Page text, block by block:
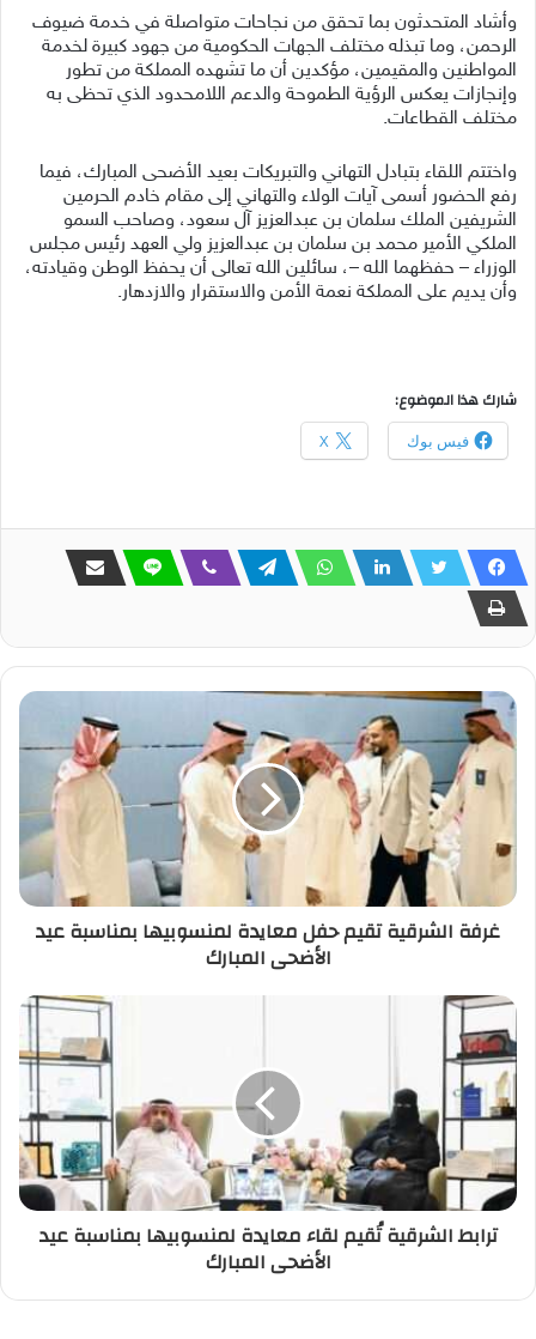
وأشاد المتحدثون بما تحقق من نجاحات متواصلة في خدمة ضيوف
الرحمن، وما تبذله مختلف الجهات الحكومية من جهود كبيرة لخدمة
المواطنين والمقيمين، مؤكدين أن ما تشهده المملكة من تطور
وإنجازات يعكس الرؤية الطموحة والدعم اللامحدود الذي تحظى به
مختلف القطاعات.
واختتم اللقاء بتبادل التهاني والتبريكات بعيد الأضحى المبارك، فيما
رفع الحضور أسمى آيات الولاء والتهاني إلى مقام خادم الحرمين
الشريفين الملك سلمان بن عبدالعزيز آل سعود، وصاحب السمو
الملكي الأمير محمد بن سلمان بن عبدالعزيز ولي العهد رئيس مجلس
الوزراء – حفظهما الله –، سائلين الله تعالى أن يحفظ الوطن وقيادته،
وأن يديم على المملكة نعمة الأمن والاستقرار والازدهار.
شارك هذا الموضوع:
فيس بوك X
غرفة الشرقية تقيم حفل معايدة لمنسوبيها بمناسبة عيد
الأضحى المبارك
ترابط الشرقية تُقيم لقاء معايدة لمنسوبيها بمناسبة عيد
الأضحى المبارك